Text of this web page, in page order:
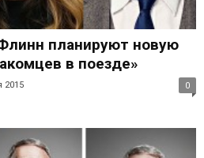
планируют новую
в поезде»
2015 0